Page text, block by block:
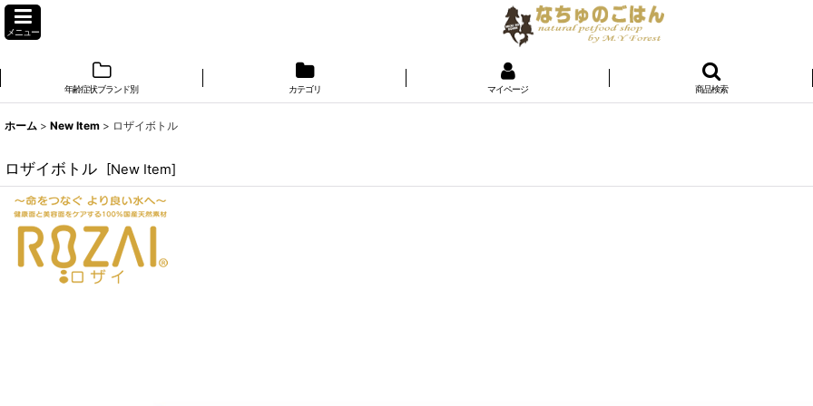
メニュー
年齢症状ブランド別 カテゴリ マイページ 商品検索
ホーム > New Item > ロザイボトル
ロザイボトル [New Item]